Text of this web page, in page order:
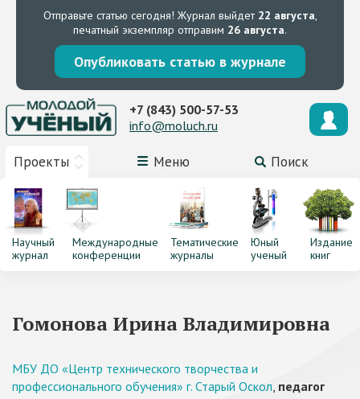
Отправьте статью сегодня! Журнал выйдет 22 августа,
печатный экземпляр отправим 26 августа.
Опубликовать статью в журнале
Проекты Меню Поиск
+7 (843) 500-57-53
info@moluch.ru
Научный
журнал
Международные
конференции
Тематические
журналы
Юный
ученый
Издание
книг
Гомонова Ирина Владимировна
МБУ ДО «Центр технического творчества и
профессионального обучения» г. Старый Оскол, педагог